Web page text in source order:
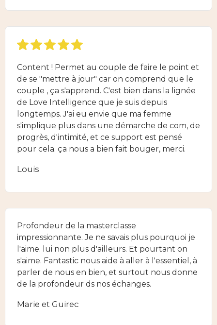
Content ! Permet au couple de faire le point et
de se "mettre à jour" car on comprend que le
couple , ça s'apprend. C'est bien dans la lignée
de Love Intelligence que je suis depuis
longtemps. J'ai eu envie que ma femme
s'implique plus dans une démarche de com, de
progrès, d'intimité, et ce support est pensé
pour cela. ça nous a bien fait bouger, merci.
Louis
Profondeur de la masterclasse
impressionnante. Je ne savais plus pourquoi je
l'aime. lui non plus d'ailleurs. Et pourtant on
s'aime. Fantastic nous aide à aller à l'essentiel, à
parler de nous en bien, et surtout nous donne
de la profondeur ds nos échanges.
Marie et Guirec